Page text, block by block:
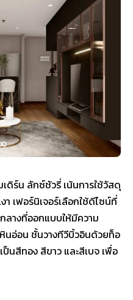
ดิร์น ลักซ์ชัวรี่ เน้นการใช้วัสดุ
า เฟอร์นิเจอร์เลือกใช้ดีไซน์ที่
ลางที่ออกแบบให้มีความ
นอ่อน ชั้นวางทีวีบิ้วอินด้วยท็อ
นสีทอง สีขาว และสีเบจ เพื่อ